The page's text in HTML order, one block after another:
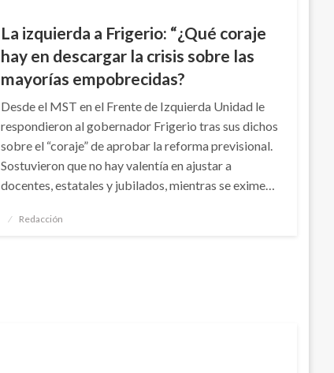
La izquierda a Frigerio: “¿Qué coraje
hay en descargar la crisis sobre las
mayorías empobrecidas?
Desde el MST en el Frente de Izquierda Unidad le
respondieron al gobernador Frigerio tras sus dichos
sobre el “coraje” de aprobar la reforma previsional.
Sostuvieron que no hay valentía en ajustar a
docentes, estatales y jubilados, mientras se exime…
Publicado
Redacción